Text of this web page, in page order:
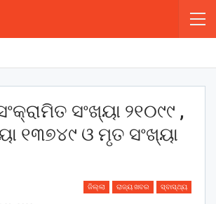
ସଂଖ୍ୟା ୨୧୦୯୯ ,
୧୩୭୪୯ ଓ ମୃତ ସଂଖ୍ୟା
ଜିଲ୍ଲା ରାଜ୍ୟ ଖବର ସ୍ବାସ୍ଥ୍ୟ